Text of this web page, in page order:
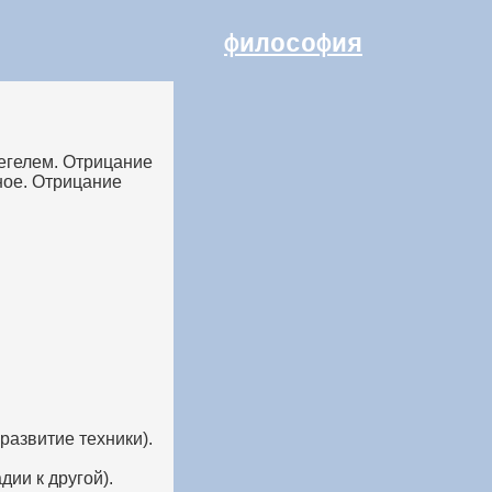
философия
Отрицание
Отрицание
техники).
к другой).